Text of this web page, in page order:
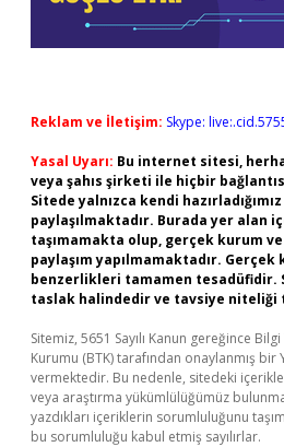
Reklam ve İletişim: Skype:
Yasal Uyarı: Bu internet sitesi,
veya şahıs şirketi ile hiçbir
Sitede yalnızca kendi
paylaşılmaktadır. Burada yer alan
taşımamakta olup, gerçek kurum
paylaşım yapılmamaktadır.
benzerlikleri tamamen tesadüfidir.
taslak halindedir ve tavsiye niteliği
Sitemiz, 5651 Sayılı Kanun gereğince
Kurumu (BTK) tarafından onaylanmış bir
vermektedir. Bu nedenle, sitedeki
veya araştırma yükümlülüğümüz
yazdıkları içeriklerin sorumluluğunu
bu sorumluluğu kabul etmiş sayılırlar.